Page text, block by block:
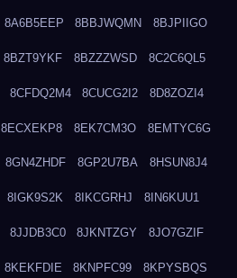
8A6B5EEP 8BBJWQMN 8BJPIIGO
8BZT9YKF 8BZZZWSD 8C2C6QL5
8CFDQ2M4 8CUCG2I2 8D8ZOZI4
8ECXEKP8 8EK7CM3O 8EMTYC6G
8GN4ZHDF 8GP2U7BA 8HSUN8J4
8IGK9S2K 8IKCGRHJ 8IN6KUU1
8JJDB3C0 8JKNTZGY 8JO7GZIF
8KEKFDIE 8KNPFC99 8KPYSBQS